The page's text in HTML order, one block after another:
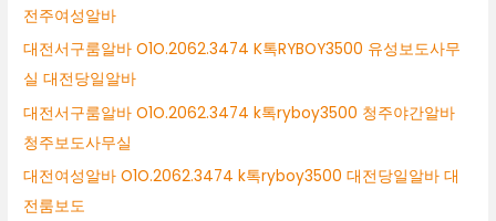
전주여성알바
대전서구룸알바 O1O.2062.3474 K톡RYBOY3500 유성보도사무
실 대전당일알바
대전서구룸알바 O1O.2062.3474 k톡ryboy3500 청주야간알바
청주보도사무실
대전여성알바 O1O.2062.3474 k톡ryboy3500 대전당일알바 대
전룸보도